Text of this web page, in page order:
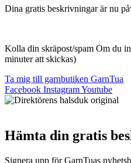
Dina gratis beskrivningar är nu
Kolla din skräpost/spam Om du
minuter att skickas)
Ta mig till garnbutiken GarnTua
Facebook InstagramYoutube
Hämta din gratis
Signera upp för GarnTuas